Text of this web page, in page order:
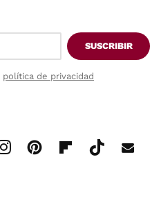
SUSCRIBIR
política de privacidad